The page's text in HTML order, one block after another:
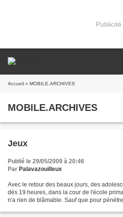
Publicité
Accueil » MOBILE.ARCHIVES
MOBILE.ARCHIVES
Jeux
Publié le 29/05/2009 à 20:46
Par Palavazouilleux
Avec le retour des beaux jours, des
dès 19 heures, dans la cour de l'école
n'a rien de blâmable. Sauf que pour